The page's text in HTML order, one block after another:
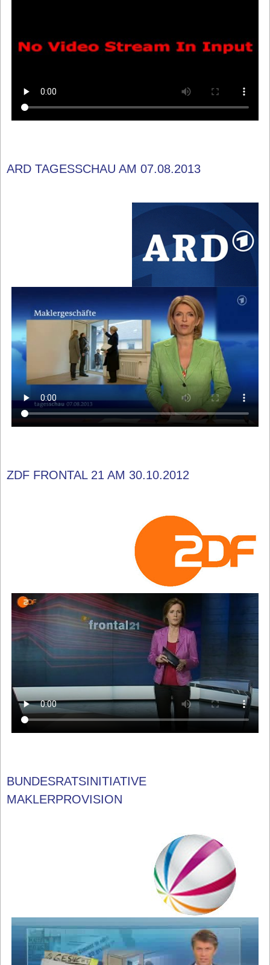
ARD TAGESSCHAU AM 07.08.2013
ZDF FRONTAL 21 AM 30.10.2012
BUNDESRATSINITIATIVE
MAKLERPROVISION